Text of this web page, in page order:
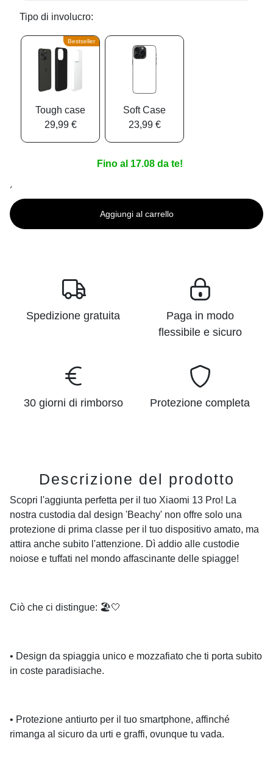
Tipo di involucro:
Bestseller
Tough case
29,99 €
Soft Case
23,99 €
Fino al 17.08 da te!
´
Aggiungi al carrello
Spedizione gratuita
Paga in modo
flessibile e sicuro
30 giorni di rimborso Protezione completa
Descrizione del prodotto
Scopri l'aggiunta perfetta per il tuo Xiaomi 13 Pro! La
nostra custodia dal design 'Beachy' non offre solo una
protezione di prima classe per il tuo dispositivo amato, ma
attira anche subito l'attenzione. Dì addio alle custodie
noiose e tuffati nel mondo affascinante delle spiagge!
Ciò che ci distingue: 🏖️🤍
• Design da spiaggia unico e mozzafiato che ti porta subito
in coste paradisiache.
• Protezione antiurto per il tuo smartphone, affinché
rimanga al sicuro da urti e graffi, ovunque tu vada.